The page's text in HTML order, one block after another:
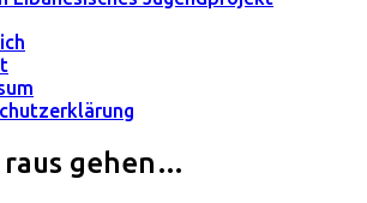
gehen…